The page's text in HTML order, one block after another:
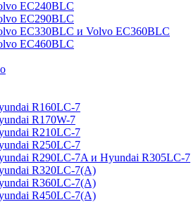
EC240BLC
EC290BLC
EC330BLC и Volvo EC360BLC
EC460BLC
R160LC-7
R170W-7
R210LC-7
R250LC-7
R290LC-7A и Hyundai R305LC-7
R320LC-7(A)
R360LC-7(A)
R450LC-7(A)